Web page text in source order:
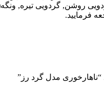
این محصول بصورت 4 رنگ گردویی
فرمایید.
مدل گرد رز”